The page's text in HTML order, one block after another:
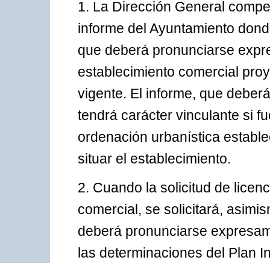
1. La Dirección General
informe del Ayuntamiento
que deberá pronunciarse
establecimiento comercial
vigente. El informe, que
tendrá carácter vinculante si
ordenación urbanística
situar el establecimiento.
2. Cuando la solicitud de
comercial, se solicitará,
deberá pronunciarse
las determinaciones del Plan